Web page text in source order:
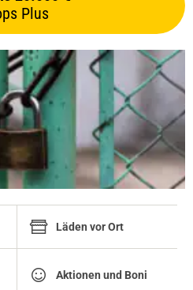
Plus
Läden vor Ort
Aktionen und Boni